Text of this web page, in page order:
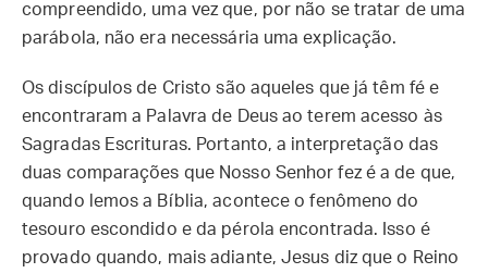
compreendido, uma vez que, por não se tratar de uma
parábola, não era necessária uma explicação.
Os discípulos de Cristo são aqueles que já têm fé e
encontraram a Palavra de Deus ao terem acesso às
Sagradas Escrituras. Portanto, a interpretação das
duas comparações que Nosso Senhor fez é a de que,
quando lemos a Bíblia, acontece o fenômeno do
tesouro escondido e da pérola encontrada. Isso é
provado quando, mais adiante, Jesus diz que o Reino